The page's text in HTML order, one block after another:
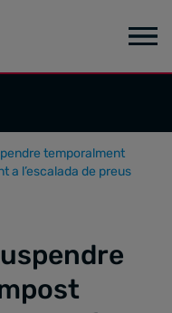
temporalment
a l’escalada de preus